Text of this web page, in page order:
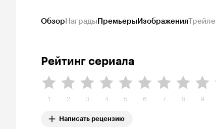
ОбзорНаградыПремьерыИзображения
Рейтинг сериала
1 2 3 4 5 6 7 8 9
Написать рецензию